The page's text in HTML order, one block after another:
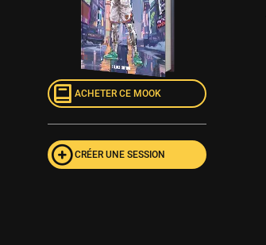
ACHETER CE MOOK
CRÉER UNE SESSION